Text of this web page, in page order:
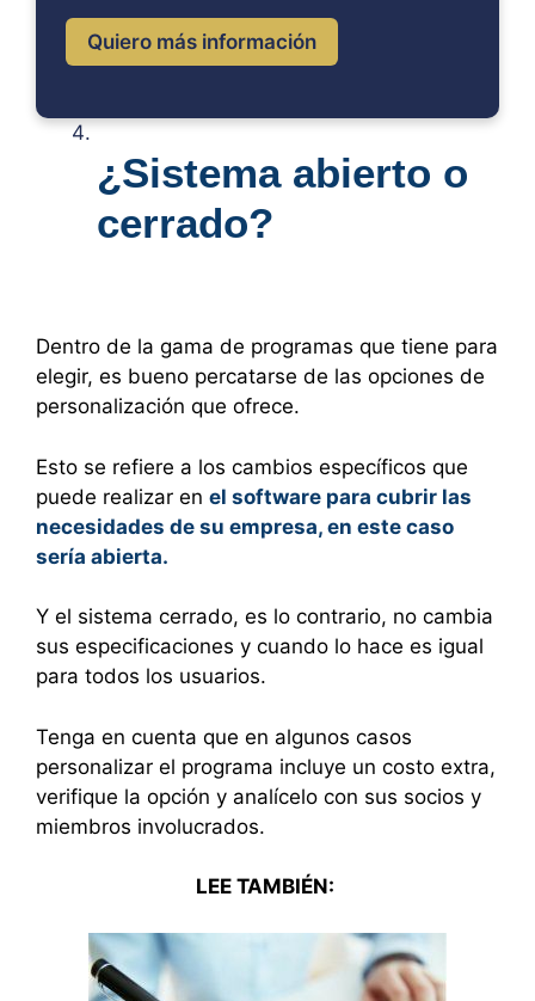
Quiero más información
¿Sistema abierto o
cerrado?
Dentro de la gama de programas que tiene para
elegir, es bueno percatarse de las opciones de
personalización que ofrece.
Esto se refiere a los cambios específicos que
puede realizar en el software para cubrir las
necesidades de su empresa, en este caso
sería abierta.
Y el sistema cerrado, es lo contrario, no cambia
sus especificaciones y cuando lo hace es igual
para todos los usuarios.
Tenga en cuenta que en algunos casos
personalizar el programa incluye un costo extra,
verifique la opción y analícelo con sus socios y
miembros involucrados.
LEE TAMBIÉN: